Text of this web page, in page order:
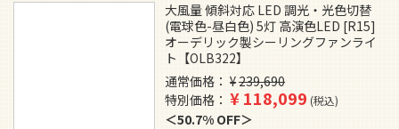
大風量 傾斜対応 LED 調光・光色切替
(電球色-昼白色) 5灯 高演色LED [R15]
オーデリック製シーリングファンライ
ト【OLB322】
通常価格
¥239,690
特別価格
¥118,099 税込
50.7% OFF